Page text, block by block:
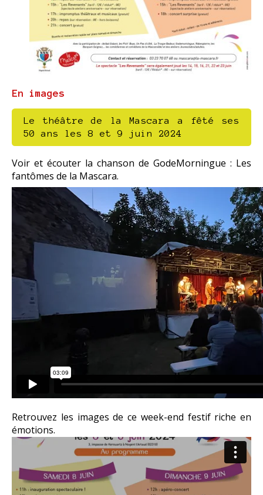
En images
Le théâtre de la Mascara a fêté ses
50 ans les 8 et 9 juin 2024
Voir et écouter la chanson de GodeMorningue : Les
fantômes de la Mascara.
Retrouvez les images de ce week-end festif riche en
émotions.